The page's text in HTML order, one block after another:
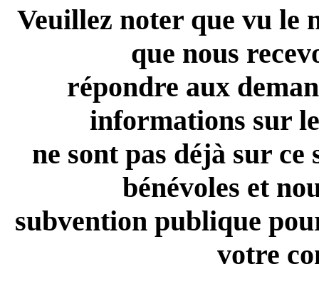
Veuillez noter que vu le
que nous
répondre aux
informations sur
ne sont pas déjà sur ce
bénévoles et
subvention publique
votre